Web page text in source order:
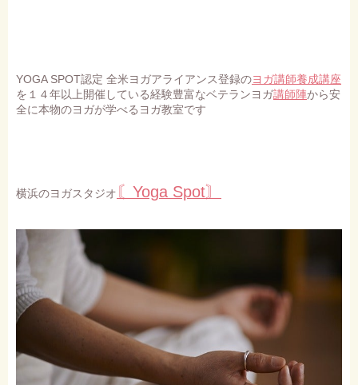
YOGA SPOT認定 全米ヨガアライアンス登録のヨガ講師養成講座
を１４年以上開催している経験豊富なベテランヨガ講師陣から安
全に本物のヨガが学べるヨガ教室です
横浜のヨガスタジオ 〘Yoga Spot〙